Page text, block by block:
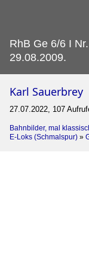
RhB Ge 6/6 I Nr.
29.08.2009.
Karl Sauerbrey
27.07.2022, 107
Bahnbilder, mal
E-Loks (Schmalspur) »